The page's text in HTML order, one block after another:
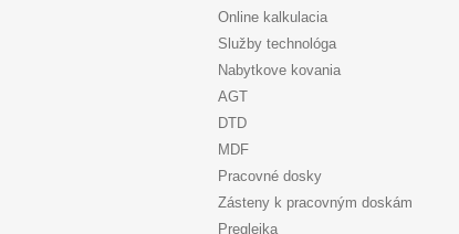
Online kalkulacia
Služby technológa
Nabytkove kovania
AGT
DTD
MDF
Pracovné dosky
Zásteny k pracovným doskám
Preglejka